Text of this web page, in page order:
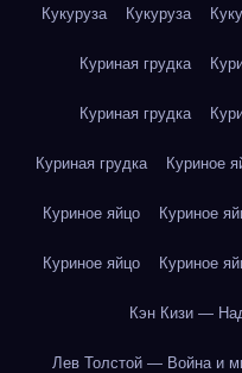
Кукуруза Кукуруза
Куриная грудка
Куриная грудка
Куриная грудка Куриное
Куриное яйцо Куриное
Куриное яйцо Куриное
Кэн Кизи —
Лев Толстой — Война и